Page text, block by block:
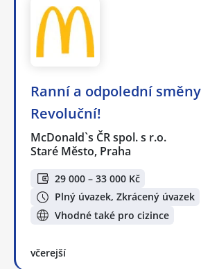
Ranní a odpolední
Revoluční!
McDonald`s ČR spol. s r.o.
Staré Město, Praha
29 000 – 33 000 Kč
Plný úvazek, Zkrácený úvazek
Vhodné také pro cizince
včerejší